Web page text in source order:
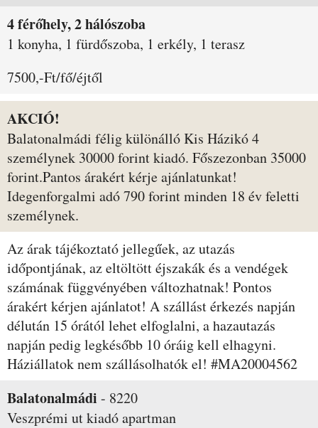
4 férőhely, 2 hálószoba
1 konyha, 1 fürdőszoba, 1 erkély, 1 terasz
7500,-Ft/fő/éjtől
AKCIÓ!
Balatonalmádi félig különálló Kis Házikó 4
személynek 30000 forint kiadó. Főszezonban 35000
forint.Pantos árakért kérje ajánlatunkat!
Idegenforgalmi adó 790 forint minden 18 év feletti
személynek.
Az árak tájékoztató jellegűek, az utazás
időpontjának, az eltöltött éjszakák és a vendégek
számának függvényében változhatnak! Pontos
árakért kérjen ajánlatot! A szállást érkezés napján
délután 15 órától lehet elfoglalni, a hazautazás
napján pedig legkésőbb 10 óráig kell elhagyni.
Háziállatok nem szállásolhatók el! #MA20004562
Balatonalmádi - 8220
Veszprémi utkiadó apartman